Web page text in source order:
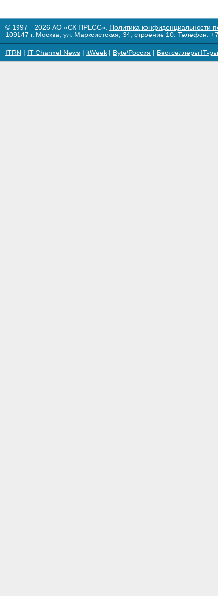
© 1997—2026 АО «СК ПРЕСС». Политика конфиденциальности
109147 г. Москва, ул. Марксистская, 34, строение 10. Телефон:
ITRN IT Channel News itWeek Byte/Россия Бестселлеры IT-